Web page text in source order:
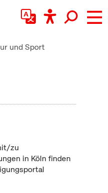
und Sport
zu
in Köln finden